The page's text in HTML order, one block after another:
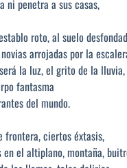
ni penetra a sus casas,
roto, al suelo
arrojadas por la
la luz, el grito de la lluvia,
fantasma
del mundo.
frontera, ciertos éxtasis,
en el altiplano, montaña,